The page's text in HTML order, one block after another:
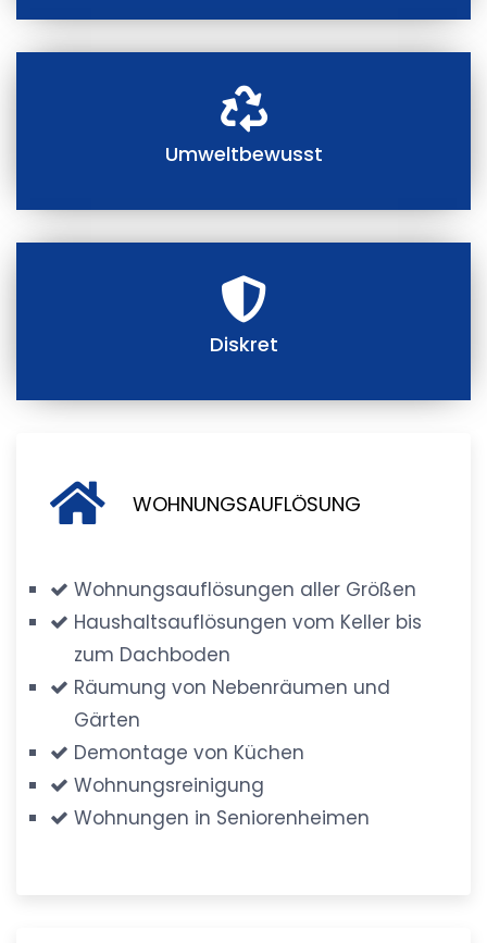
Umweltbewusst
Diskret
WOHNUNGSAUFLÖSUNG
Wohnungsauflösungen aller Größen
Haushaltsauflösungen vom Keller bis
zum Dachboden
Räumung von Nebenräumen und
Gärten
Demontage von Küchen
Wohnungsreinigung
Wohnungen in Seniorenheimen